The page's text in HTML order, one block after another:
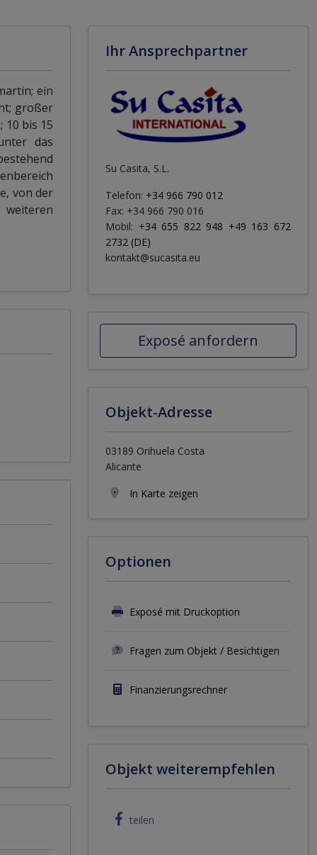
ein
großer
10 bis 15
das
von der
Ihr Ansprechpartner
Su Casita, S.L.
Telefon: +34 966 790 012
Fax: +34 966 790 016
Mobil: +34 655 822 948 +49 163 672
2732 (DE)
kontakt@sucasita.eu
Exposé anfordern
Objekt-Adresse
03189 Orihuela Costa
Alicante
In Karte zeigen
Optionen
Exposé mit Druckoption
Fragen zum Objekt / Besichtigen
Finanzierungsrechner
Objekt weiterempfehlen
teilen